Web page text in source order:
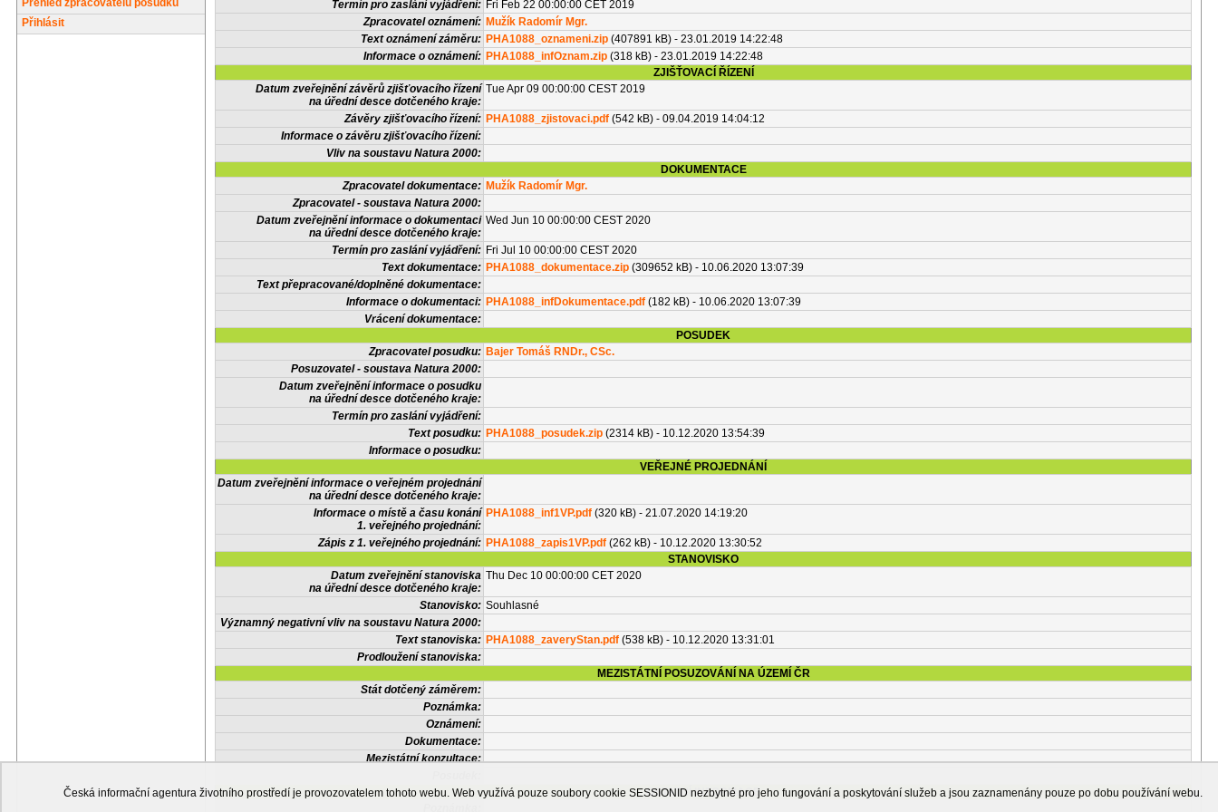
Přehled zpracovatelů posudků
Přihlásit
Termín pro zaslání vyjádření: Fri Feb 22 00:00:00 CET 2019
Zpracovatel oznámení: Mužík Radomír Mgr.
Text oznámení záměru: PHA1088_oznameni.zip (407891 kB) - 23.01.2019 14:22:48
Informace o oznámení: PHA1088_infOznam.zip (318 kB) - 23.01.2019 14:22:48
ZJIŠŤOVACÍ ŘÍZENÍ
Datum zveřejnění závěrů zjišťovacího řízení
na úřední desce dotčeného kraje:
Tue Apr 09 00:00:00 CEST 2019
Závěry zjišťovacího řízení: PHA1088_zjistovaci.pdf (542 kB) - 09.04.2019 14:04:12
Informace o závěru zjišťovacího řízení:
Vliv na soustavu Natura 2000:
DOKUMENTACE
Zpracovatel dokumentace: Mužík Radomír Mgr.
Zpracovatel - soustava Natura 2000:
Datum zveřejnění informace o dokumentaci
na úřední desce dotčeného kraje:
Wed Jun 10 00:00:00 CEST 2020
Termín pro zaslání vyjádření: Fri Jul 10 00:00:00 CEST 2020
Text dokumentace: PHA1088_dokumentace.zip (309652 kB) - 10.06.2020 13:07:39
Text přepracované/doplněné dokumentace:
Informace o dokumentaci: PHA1088_infDokumentace.pdf (182 kB) - 10.06.2020 13:07:39
Vrácení dokumentace:
POSUDEK
Zpracovatel posudku: Bajer Tomáš RNDr., CSc.
Posuzovatel - soustava Natura 2000:
Datum zveřejnění informace o posudku
na úřední desce dotčeného kraje:
Termín pro zaslání vyjádření:
Text posudku: PHA1088_posudek.zip (2314 kB) - 10.12.2020 13:54:39
Informace o posudku:
VEŘEJNÉ PROJEDNÁNÍ
Datum zveřejnění informace o veřejném projednání
na úřední desce dotčeného kraje:
Informace o místě a času konání
1. veřejného projednání:
PHA1088_inf1VP.pdf (320 kB) - 21.07.2020 14:19:20
Zápis z 1. veřejného projednání: PHA1088_zapis1VP.pdf (262 kB) - 10.12.2020 13:30:52
STANOVISKO
Datum zveřejnění stanoviska
na úřední desce dotčeného kraje:
Thu Dec 10 00:00:00 CET 2020
Stanovisko: Souhlasné
Významný negativní vliv na soustavu Natura 2000:
Text stanoviska: PHA1088_zaveryStan.pdf (538 kB) - 10.12.2020 13:31:01
Prodloužení stanoviska:
MEZISTÁTNÍ POSUZOVÁNÍ NA ÚZEMÍ ČR
Stát dotčený záměrem:
Poznámka:
Oznámení:
Dokumentace:
Mezistátní konzultace:
OSTATNÍ INFORMACE
Česká informační agentura životního prostředí je provozovatelem tohoto webu. Web využívá pouze soubory cookie SESSIONID nezbytné pro jeho fungování a poskytování služeb a jsou zaznamenány pouze po dobu používání webu.